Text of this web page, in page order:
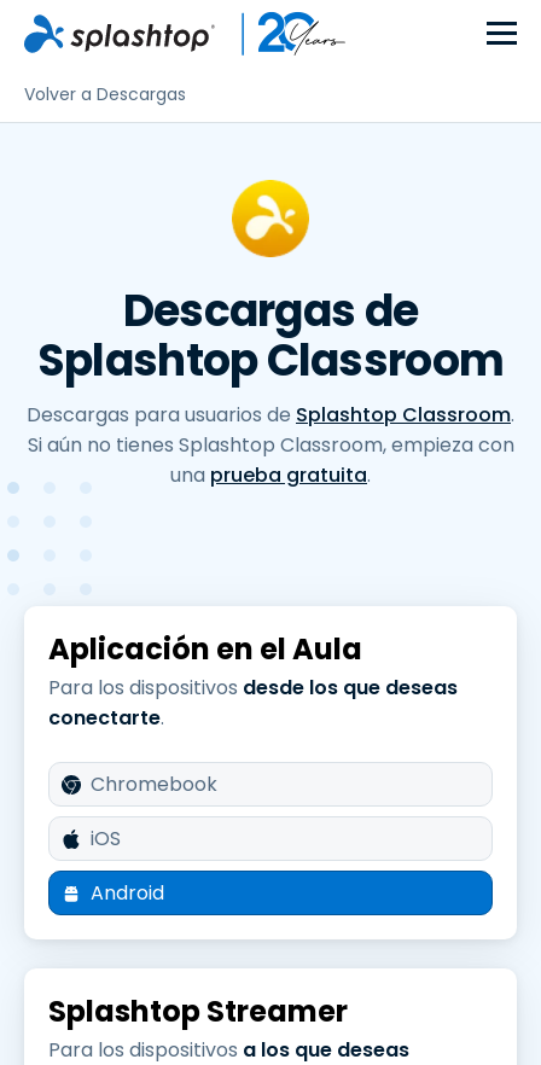
Volver a Descargas
Descargas de
Splashtop Classroom
Descargas para usuarios de Splashtop Classroom.
Si aún no tienes Splashtop Classroom, empieza con
una prueba gratuita.
Aplicación en el Aula
Para los dispositivos desde los que deseas
conectarte.
Chromebook
iOS
Android
Splashtop Streamer
Para los dispositivos a los que deseas